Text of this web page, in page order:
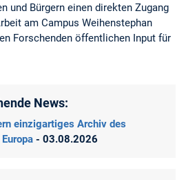
und Bürgern einen direkten Zugang
am Campus Weihenstephan
Forschenden öffentlichen Input für
News:
einzigartiges Archiv des
- 03.08.2026